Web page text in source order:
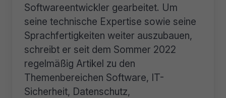
Softwareentwickler gearbeitet. Um
seine technische Expertise sowie seine
Sprachfertigkeiten weiter auszubauen,
schreibt er seit dem Sommer 2022
regelmäßig Artikel zu den
Themenbereichen Software, IT-
Sicherheit, Datenschutz,